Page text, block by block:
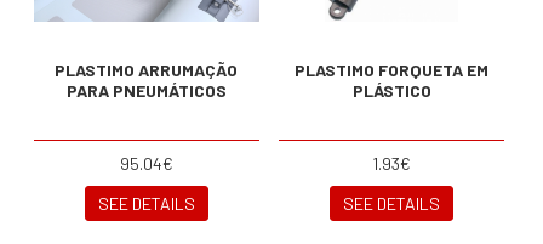
PLASTIMO ARRUMAÇÃO
PARA PNEUMÁTICOS
95.04€
SEE DETAILS
PLASTIMO FORQUETA EM
PLÁSTICO
1.93€
SEE DETAILS